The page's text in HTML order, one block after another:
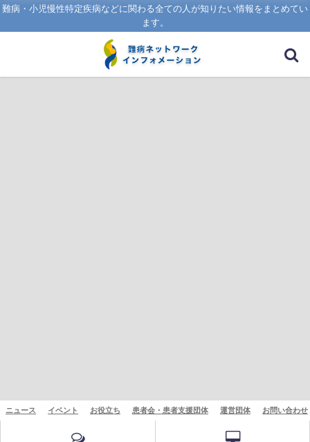
難病・小児慢性特定疾病などに関わる全ての人が知りたい情報をまとめてい
ます。
ニュース イベント お役立ち 患者会・患者支援団体 運営団体 お問い合わせ